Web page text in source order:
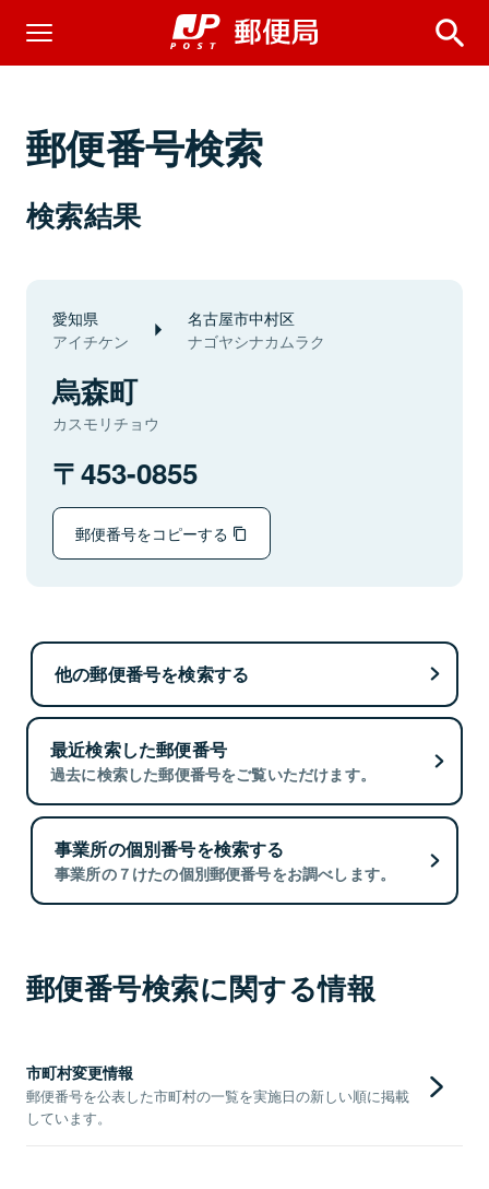
郵便番号検索
検索結果
愛知県
アイチケン
名古屋市中村区
ナゴヤシナカムラク
烏森町
カスモリチョウ
453-0855
郵便番号をコピーする
他の郵便番号を検索する
最近検索した郵便番号
過去に検索した郵便番号をご覧いただけます。
事業所の個別番号を検索する
事業所の７けたの個別郵便番号をお調べします。
郵便番号検索に関する情報
市町村変更情報
郵便番号を公表した市町村の一覧を実施日の新しい順に掲載
しています。